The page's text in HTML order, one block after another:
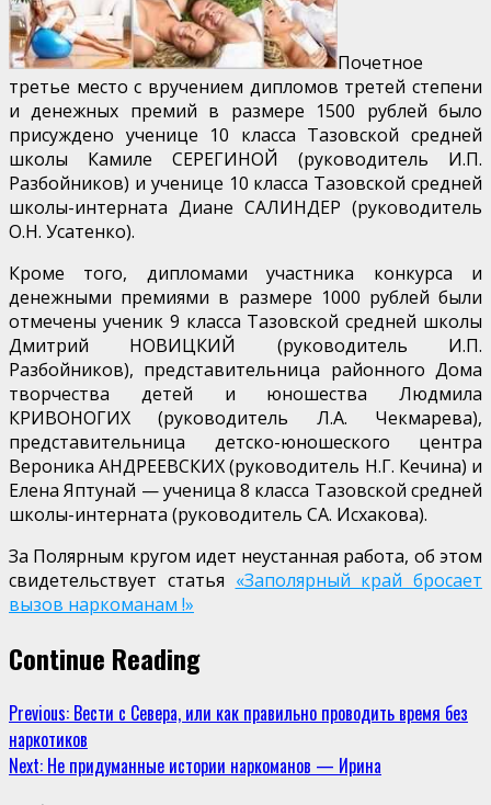
Почетное
третье место с вручением дипломов третей степени
и денежных премий в размере 1500 рублей было
присуждено ученице 10 класса Тазовской средней
школы Камиле СЕРЕГИНОЙ (руководитель И.П.
Разбойников) и ученице 10 класса Тазовской средней
школы-интерната Диане САЛИНДЕР (руководитель
О.Н. Усатенко).
Кроме того, дипломами участника конкурса и
денежными премиями в размере 1000 рублей были
отмечены ученик 9 класса Тазовской средней школы
Дмитрий НОВИЦКИЙ (ру­ководитель И.П.
Разбойников), представительница районного Дома
творчества детей и юношества Людмила
КРИВОНОГИХ (руководитель Л.А. Чекмарева),
представительница детско-юношеского центра
Вероника АНДРЕЕВСКИХ (руководитель Н.Г. Кечина) и
Елена Яптунай — ученица 8 класса Тазовской средней
школы-интерната (руководитель СА. Исхакова).
За Полярным кругом идет неустанная работа, об этом
свидетельствует статья «Заполярный край бросает
вызов наркоманам !»
Continue Reading
Previous: Вести с Севера, или как правильно проводить время без
наркотиков
Next: Не придуманные истории наркоманов — Ирина